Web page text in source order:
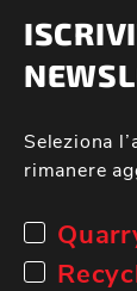
Seleziona
rimanere